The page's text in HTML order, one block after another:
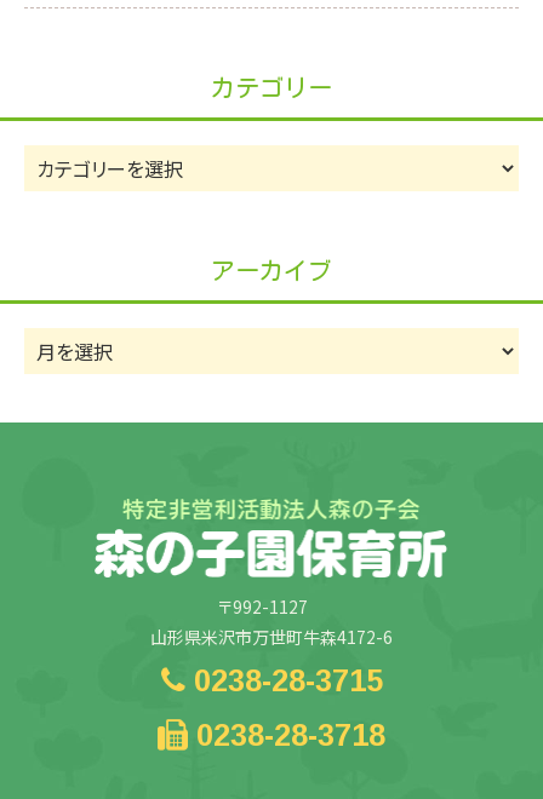
カテゴリー
カ
テ
アーカイブ
ー
〒992-1127
山形県米沢市万世町牛森4172-6
0238-28-3715
0238-28-3718